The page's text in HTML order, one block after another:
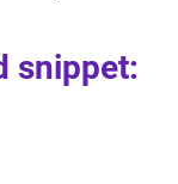
snippet: